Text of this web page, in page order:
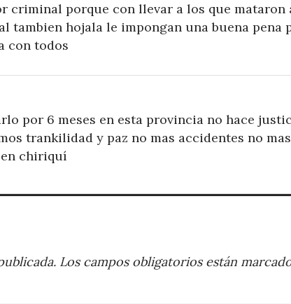
criminal porque con llevar a los que mataron
tambien hojala le impongan una buena pena
con todos
por 6 meses en esta provincia no hace
trankilidad y paz no mas accidentes no mas
chiriquí
Los campos obligatorios están